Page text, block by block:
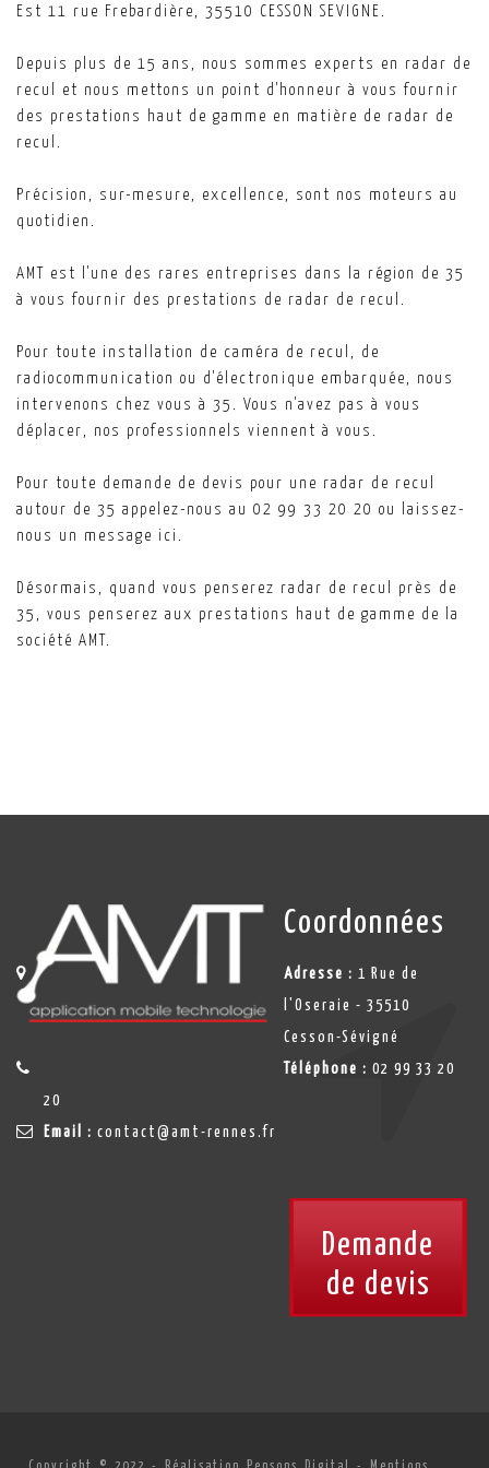
Est 11 rue Frebardière, 35510 CESSON SEVIGNE.
Depuis plus de 15 ans, nous sommes experts en radar de
recul et nous mettons un point d'honneur à vous fournir
des prestations haut de gamme en matière de radar de
recul.
Précision, sur-mesure, excellence, sont nos moteurs au
quotidien.
AMT est l'une des rares entreprises dans la région de 35
à vous fournir des prestations de radar de recul.
Pour toute installation de caméra de recul, de
radiocommunication ou d'électronique embarquée, nous
intervenons chez vous à 35. Vous n'avez pas à vous
déplacer, nos professionnels viennent à vous.
Pour toute demande de devis pour une radar de recul
autour de 35 appelez-nous au 02 99 33 20 20 ou laissez-
nous un message ici.
Désormais, quand vous penserez radar de recul près de
35, vous penserez aux prestations haut de gamme de la
société AMT.
Coordonnées
Adresse : 1 Rue de
l'Oseraie - 35510
Cesson-Sévigné
Téléphone : 02 99 33 20
20
Email : contact@amt-rennes.fr
Demande
de devis